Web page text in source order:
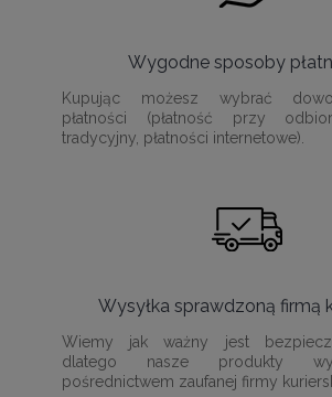
Wygodne sposoby
Kupując możesz wybrać
płatności (płatność przy
tradycyjny, płatności internetowe).
Wysyłka sprawdzoną firmą
Wiemy jak ważny jest
dlatego nasze produkty
pośrednictwem zaufanej firmy